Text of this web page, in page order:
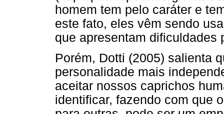
homem tem pelo caráter e
este fato, eles vêm sendo
que apresentam dificuldades
Porém, Dotti (2005) salienta
personalidade mais
aceitar nossos caprichos
identificar, fazendo com que